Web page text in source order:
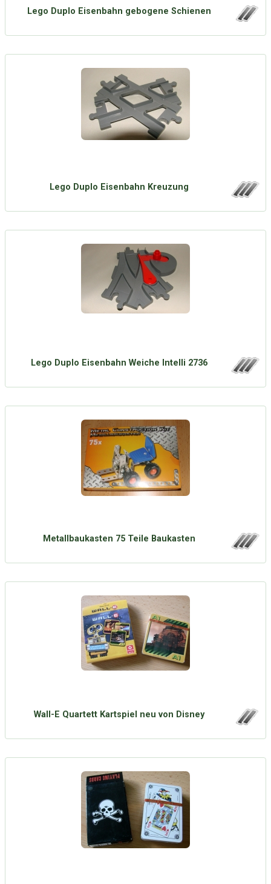
Lego Duplo Eisenbahn gebogene Schienen
Lego Duplo Eisenbahn Kreuzung
Lego Duplo Eisenbahn Weiche Intelli 2736
Metallbaukasten 75 Teile Baukasten
Wall-E Quartett Kartspiel neu von Disney